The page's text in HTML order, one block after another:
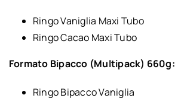
Ringo Vaniglia Maxi Tubo
Ringo Cacao Maxi Tubo
Formato Bipacco (Multipack) 660g:
Ringo Bipacco Vaniglia